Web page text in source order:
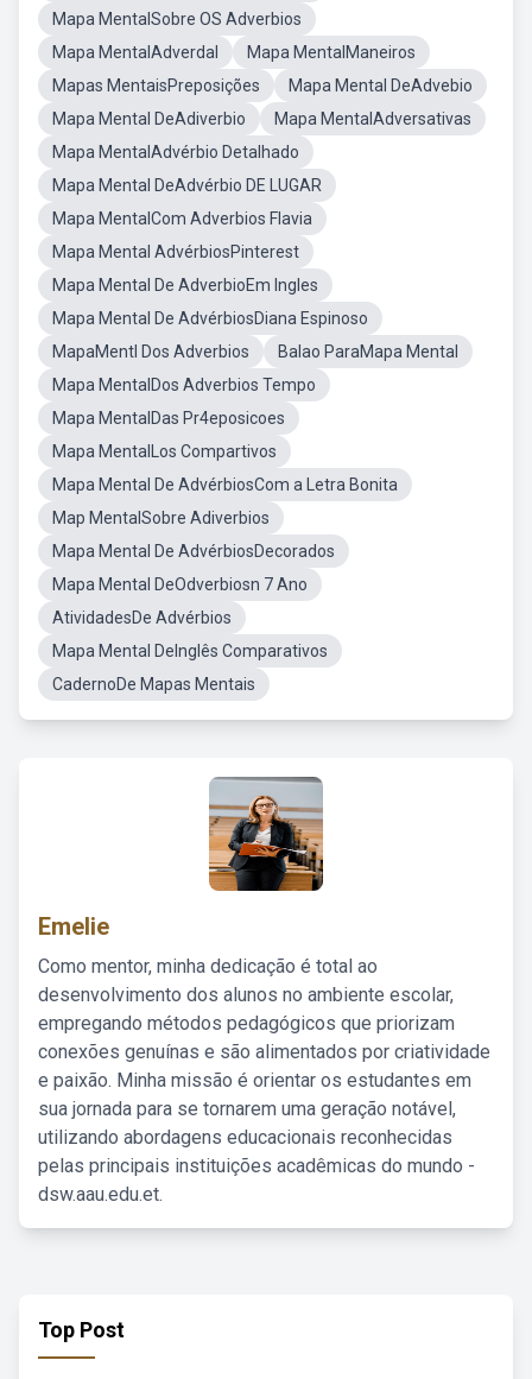
Mapa MentalSobre OS Adverbios
Mapa MentalAdverdal
Mapa MentalManeiros
Mapas MentaisPreposições
Mapa Mental DeAdvebio
Mapa Mental DeAdiverbio
Mapa MentalAdversativas
Mapa MentalAdvérbio Detalhado
Mapa Mental DeAdvérbio DE LUGAR
Mapa MentalCom Adverbios Flavia
Mapa Mental AdvérbiosPinterest
Mapa Mental De AdverbioEm Ingles
Mapa Mental De AdvérbiosDiana Espinoso
MapaMentl Dos Adverbios
Balao ParaMapa Mental
Mapa MentalDos Adverbios Tempo
Mapa MentalDas Pr4eposicoes
Mapa MentalLos Compartivos
Mapa Mental De AdvérbiosCom a Letra Bonita
Map MentalSobre Adiverbios
Mapa Mental De AdvérbiosDecorados
Mapa Mental DeOdverbiosn 7 Ano
AtividadesDe Advérbios
Mapa Mental DeInglês Comparativos
CadernoDe Mapas Mentais
Emelie
Como mentor, minha dedicação é total ao
desenvolvimento dos alunos no ambiente escolar,
empregando métodos pedagógicos que priorizam
conexões genuínas e são alimentados por criatividade
e paixão. Minha missão é orientar os estudantes em
sua jornada para se tornarem uma geração notável,
utilizando abordagens educacionais reconhecidas
pelas principais instituições acadêmicas do mundo -
dsw.aau.edu.et.
Top Post